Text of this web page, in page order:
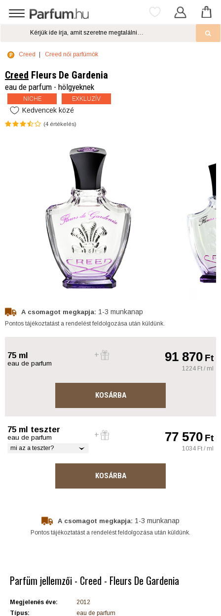
Creed Creed női parfümök
Creed Fleurs De Gardenia
eau de parfum - hölgyeknek
NICHE EXKLUZÍV
Kedvencek közé
(4 értékelés)
A csomagot megkapja: 1-3 munkanap
Pontos tájékoztatást a rendelést feldolgozása után küldünk.
75 ml
eau de parfum 91 870Ft
1224 Ft / ml
KOSÁRBA
75 ml teszter
eau de parfum
mi az a teszter?
77 570Ft
1034 Ft / ml
KOSÁRBA
A csomagot megkapja: 1-3 munkanap
Pontos tájékoztatást a rendelést feldolgozása után küldünk.
Parfüm jellemzői - Creed - Fleurs De Gardenia
Megjelenés éve:
2012
Típus:
eau de parfum